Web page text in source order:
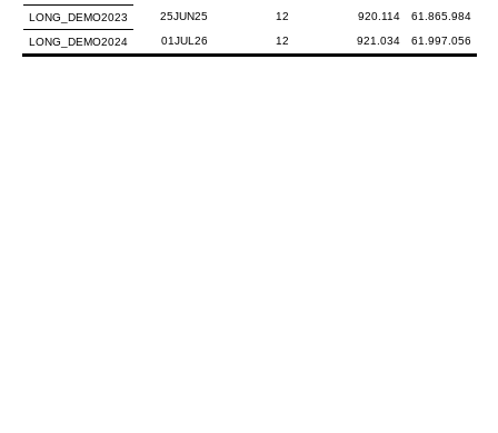
LONG_DEMO2023 25JUN25 12 920.114 61.865.984
LONG_DEMO2024 01JUL26 12 921.034 61.997.056